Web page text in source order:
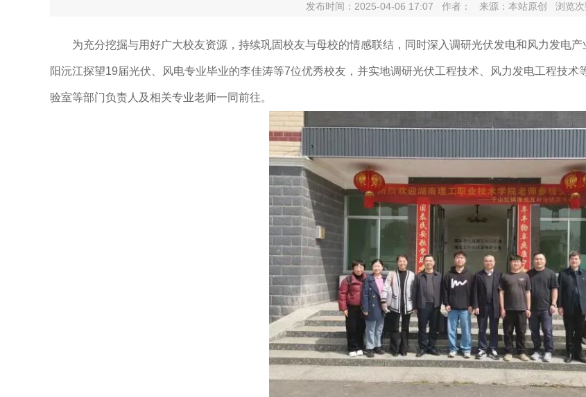
发布时间：2025-04-06 17:07 作者： 来源：本站原创 浏览次
为充分挖掘与用好广大校友资源，持续巩固校友与母校的情感联结，同时深入调研光伏发电和风力发电
阳沅江探望19届光伏、风电专业毕业的李佳涛等7位优秀校友，并实地调研光伏工程技术、风力发电工程技
验室等部门负责人及相关专业老师一同前往。